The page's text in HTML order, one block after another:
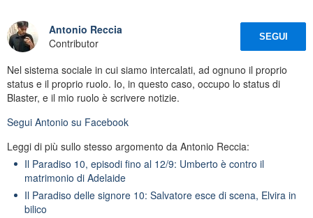
Antonio Reccia
Contributor
SEGUI
Nel sistema sociale in cui siamo intercalati, ad ognuno il proprio
status e il proprio ruolo. Io, in questo caso, occupo lo status di
Blaster, e il mio ruolo è scrivere notizie.
Segui Antonio su Facebook
Leggi di più sullo stesso argomento da Antonio Reccia:
Il Paradiso 10, episodi fino al 12/9: Umberto è contro il
matrimonio di Adelaide
Il Paradiso delle signore 10: Salvatore esce di scena, Elvira in
bilico